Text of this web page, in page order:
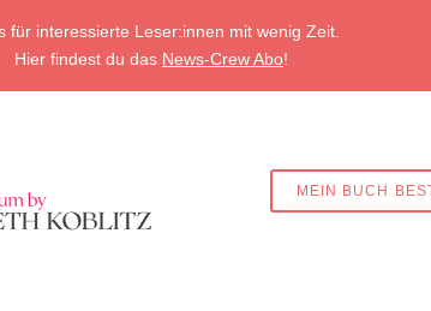
für interessierte Leser:innen mit wenig Zeit.
Hier findest du das News-Crew Abo!
MEIN BUCH